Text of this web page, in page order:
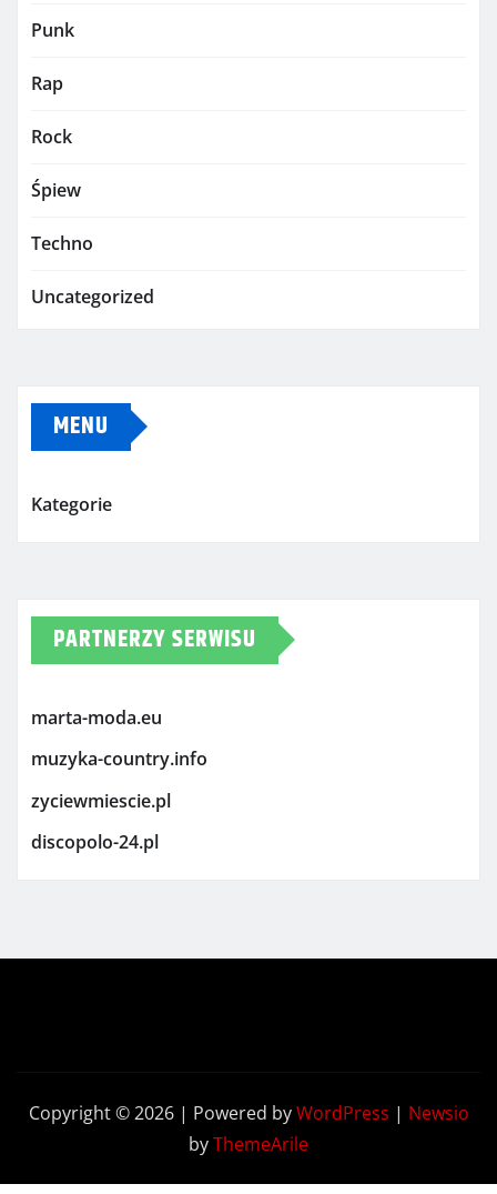
Punk
Rap
Rock
Śpiew
Techno
Uncategorized
MENU
Kategorie
PARTNERZY SERWISU
marta-moda.eu
muzyka-country.info
zyciewmiescie.pl
discopolo-24.pl
Copyright © 2026 | Powered byWordPress | Newsio
byThemeArile